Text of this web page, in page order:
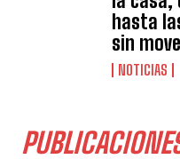
hasta
sin
NOTICIAS